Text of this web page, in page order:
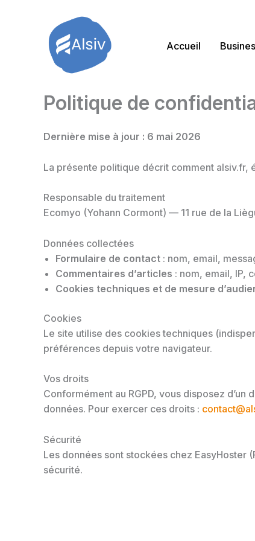
Accueil
Politique de
Dernière mise à jour : 6 mai 2026
La présente politique décrit comment
Responsable du traitement
Ecomyo (Yohann Cormont) — 11 rue de la
Données collectées
Formulaire de contact : nom, email,
Commentaires d’articles : nom, email, IP,
Cookies techniques et de mesure
Cookies
Le site utilise des cookies techniques
préférences depuis votre navigateur.
Vos droits
Conformément au RGPD, vous disposez
données. Pour exercer ces droits :
Sécurité
Les données sont stockées chez EasyHoster
sécurité.